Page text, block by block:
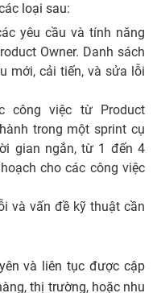
loại sau:
yêu cầu và tính năng
Owner. Danh sách
mới, cải tiến, và sửa lỗi
công việc từ Product
trong một sprint cụ
gian ngắn, từ 1 đến 4
cho các công việc
và vấn đề kỹ thuật cần
và liên tục được cập
thị trường, hoặc nhu